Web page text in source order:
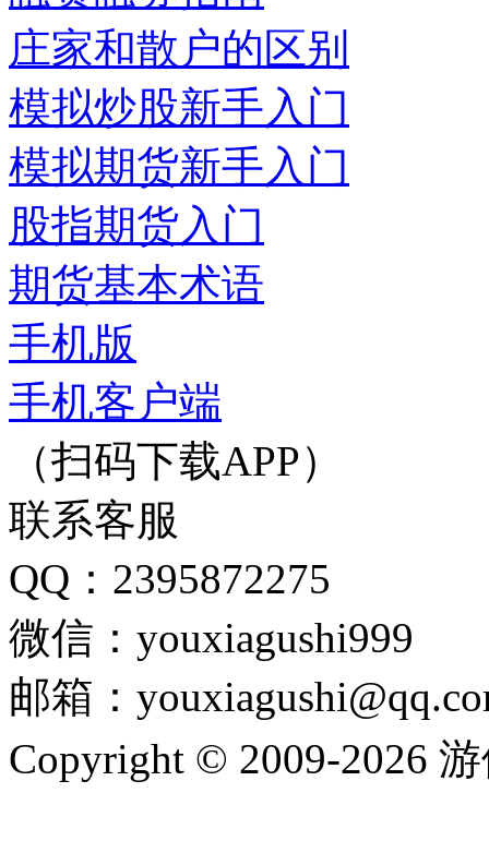
庄家和散户的区别
模拟炒股新手入门
模拟期货新手入门
股指期货入门
期货基本术语
手机版
手机客户端
（扫码下载APP）
联系客服
QQ：2395872275
微信：youxiagushi999
邮箱：
Copyright © 2009-2026